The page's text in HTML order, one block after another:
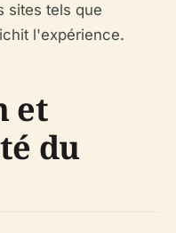
sites tels que
l'expérience.
et
du